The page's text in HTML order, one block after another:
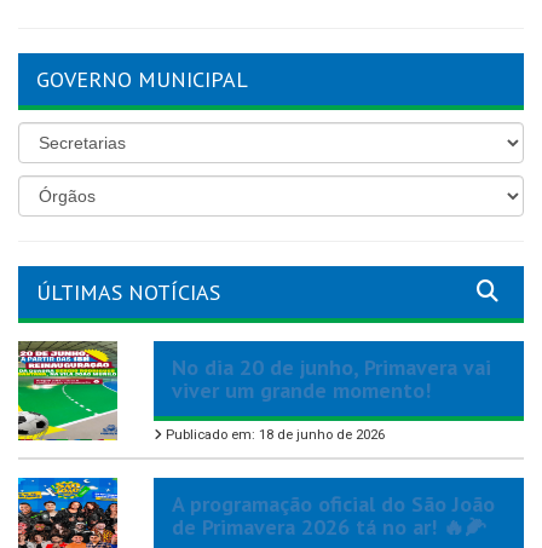
GOVERNO MUNICIPAL
ÚLTIMAS NOTÍCIAS
No dia 20 de junho, Primavera vai
viver um grande momento!
Publicado em: 18 de junho de 2026
A programação oficial do São João
de Primavera 2026 tá no ar! 🔥🌽